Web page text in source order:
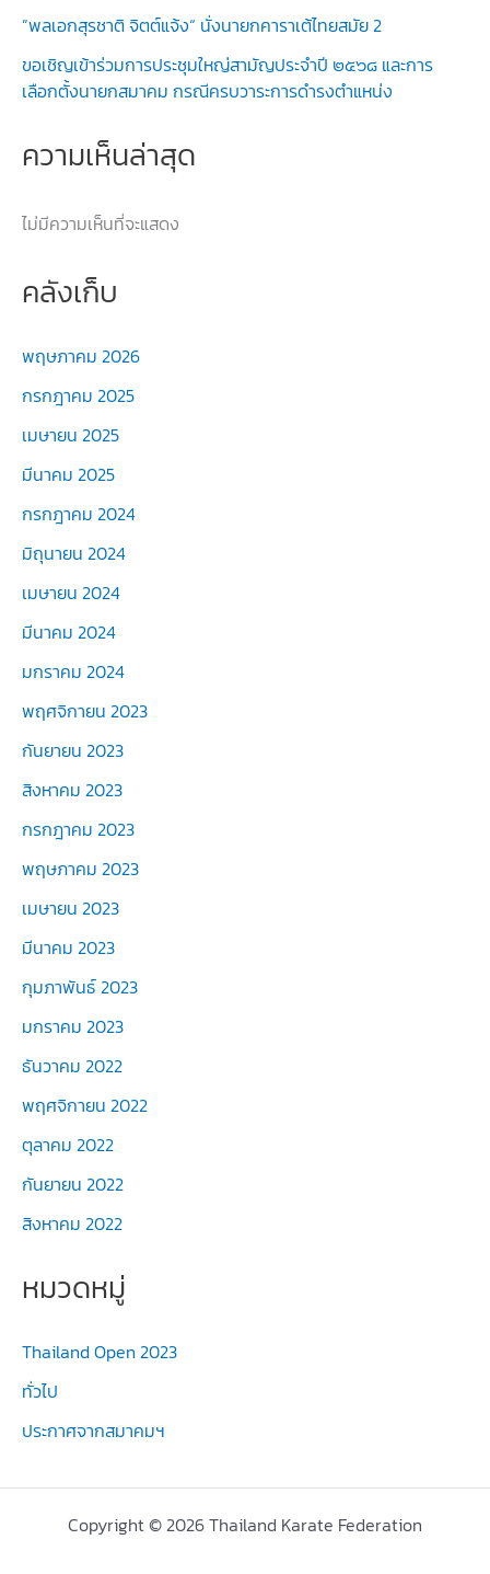
”พลเอกสุรชาติ จิตต์แจ้ง“ นั่งนายกคาราเต้ไทยสมัย 2
ขอเชิญเข้าร่วมการประชุมใหญ่สามัญประจำปี ๒๕๖๘ และการ
เลือกตั้งนายกสมาคม กรณีครบวาระการดำรงตำแหน่ง
ความเห็นล่าสุด
ไม่มีความเห็นที่จะแสดง
คลังเก็บ
พฤษภาคม 2026
กรกฎาคม 2025
เมษายน 2025
มีนาคม 2025
กรกฎาคม 2024
มิถุนายน 2024
เมษายน 2024
มีนาคม 2024
มกราคม 2024
พฤศจิกายน 2023
กันยายน 2023
สิงหาคม 2023
กรกฎาคม 2023
พฤษภาคม 2023
เมษายน 2023
มีนาคม 2023
กุมภาพันธ์ 2023
มกราคม 2023
ธันวาคม 2022
พฤศจิกายน 2022
ตุลาคม 2022
กันยายน 2022
สิงหาคม 2022
หมวดหมู่
Thailand Open 2023
ทั่วไป
ประกาศจากสมาคมฯ
Copyright © 2026 Thailand Karate Federation